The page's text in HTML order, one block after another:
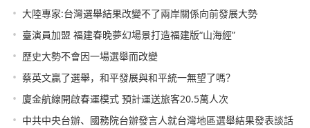
• 大陸專家:台灣選舉結果改變不了兩岸關係向前發展大勢
• 臺演員加盟 福建春晚夢幻場景打造福建版“山海經”
• 歷史大勢不會因一場選舉而改變
• 蔡英文贏了選舉，和平發展與和平統一無望了嗎？
• 廈金航線開啟春運模式 預計運送旅客20.5萬人次
• 中共中央台辦、國務院台辦發言人就台灣地區選舉結果發表談話